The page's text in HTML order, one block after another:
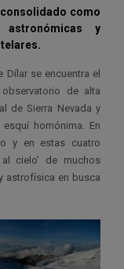
consolidado como
astronómicas y
se encuentra el
observatorio de alta
de Sierra Nevaday
esquí homónima. En
y en estas cuatro
cielo’ de muchos
astrofísica en busca